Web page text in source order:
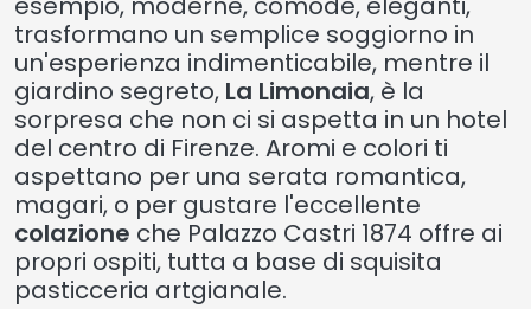
trasformano un semplice soggiorno in
un'esperienza indimenticabile, mentre il
giardino segreto, La Limonaia, è la
sorpresa che non ci si aspetta in un hotel
del centro di Firenze. Aromi e colori ti
aspettano per una serata romantica,
magari, o per gustare l'eccellente
colazione che Palazzo Castri 1874 offre ai
propri ospiti, tutta a base di squisita
pasticceria artgianale.